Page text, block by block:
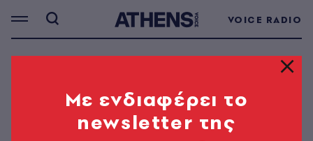
VOICE RADIO
Mε ενδιαφέρει το
newsletter της